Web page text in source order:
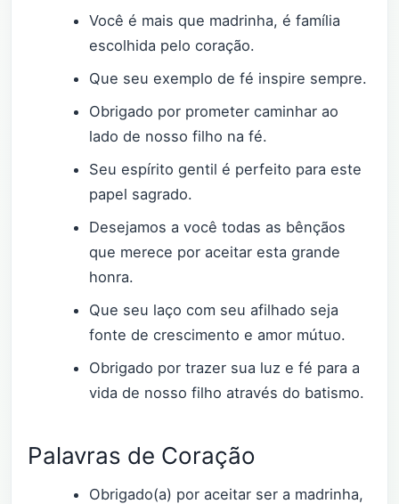
Você é mais que madrinha, é família
escolhida pelo coração.
Que seu exemplo de fé inspire sempre.
Obrigado por prometer caminhar ao
lado de nosso filho na fé.
Seu espírito gentil é perfeito para este
papel sagrado.
Desejamos a você todas as bênçãos
que merece por aceitar esta grande
honra.
Que seu laço com seu afilhado seja
fonte de crescimento e amor mútuo.
Obrigado por trazer sua luz e fé para a
vida de nosso filho através do batismo.
Palavras de Coração
Obrigado(a) por aceitar ser a madrinha,